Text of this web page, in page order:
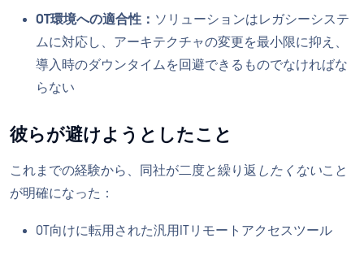
OT環境への適合性： ソリューションはレガシーシステ
ムに対応し、アーキテクチャの変更を最小限に抑え、
導入時のダウンタイムを回避できるものでなければな
らない
彼らが避けようとしたこと
これまでの経験から、同社が二度と繰り返 したくないこと
が明確になった：
OT向けに転用された汎用ITリモートアクセスツール